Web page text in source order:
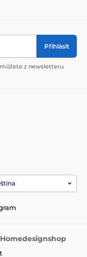
Přihlásit
z newsletteru